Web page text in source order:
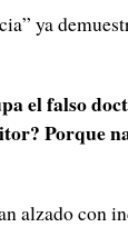
ya
el falso
Porque
alzado con